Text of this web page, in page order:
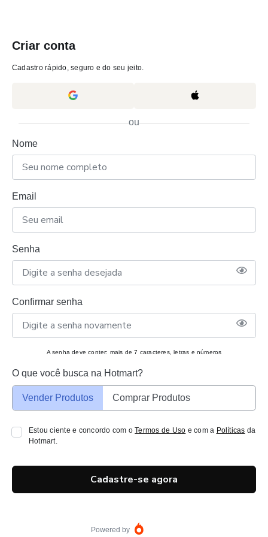
Criar conta
Cadastro rápido, seguro e do seu jeito.
ou
Nome
Email
Senha
Confirmar senha
A senha deve conter: mais de 7 caracteres, letras e números
O que você busca na Hotmart?
Vender Produtos Comprar Produtos
Estou ciente e concordo com oTermos de Uso e com a Políticas da
Hotmart.
Cadastre-se agora
Powered by